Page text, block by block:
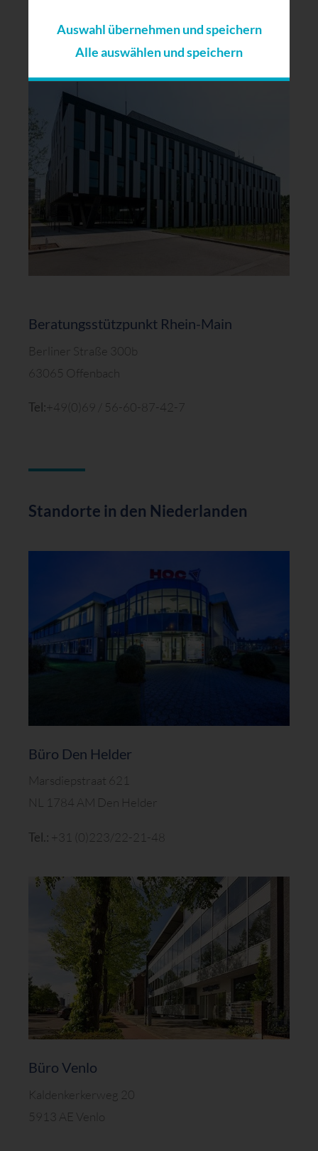
Beratungsstützpunkt Rhein-Main
Berliner Straße 300b
63065 Offenbach
Tel:+49(0)69 / 56-60-87-42-7
Standorte in den Niederlanden
Büro Den Helder
Marsdiepstraat 621
NL 1784 AM Den Helder
Tel.: +31 (0)223/22-21-48
Büro Venlo
Kaldenkerkerweg 20
5913 AE Venlo
Auswahl übernehmen und speichern
Alle auswählen und speichern